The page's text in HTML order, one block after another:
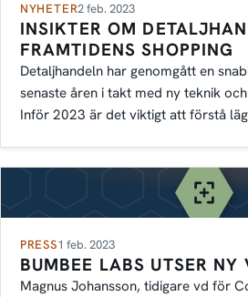
NYHETER2 feb. 2023
INSIKTER OM
FRAMTIDENS SHOPPING
Detaljhandeln har genomgått en
senaste åren i takt med ny teknik
Inför 2023 är det viktigt att förstå
PRESS1 feb. 2023
BUMBEE LABS UTSER NY
Magnus Johansson, tidigare vd för